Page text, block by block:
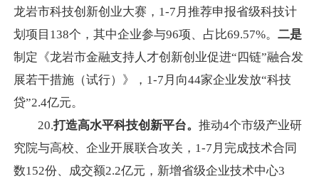
龙岩市科技创新创业大赛，1-7月推荐申报省级科技计
划项目138个，其中企业参与96项、占比69.57%。 二是
制定《龙岩市金融支持人才创新创业促进“四链”融合发
展若干措施（试行）》，1-7月向44家企业发放“科技
贷”2.4亿元。
20.打造高水平科技创新平台。 推动4个市级产业研
究院与高校、企业开展联合攻关，1-7月完成技术合同
数152份、成交额2.2亿元，新增省级企业技术中心3